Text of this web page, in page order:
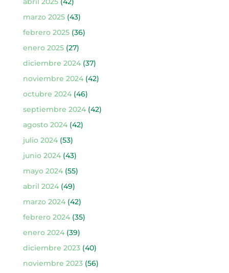
marzo 2025(43)
febrero 2025(36)
enero 2025(27)
diciembre 2024(37)
noviembre 2024(42)
octubre 2024(46)
septiembre 2024(42)
agosto 2024(42)
julio 2024(53)
junio 2024(43)
mayo 2024(55)
abril 2024(49)
marzo 2024(42)
febrero 2024(35)
enero 2024(39)
diciembre 2023(40)
noviembre 2023(56)